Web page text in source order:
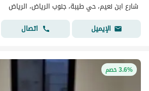
شارع ابن نعيم، حي طيبة، جنوب الرياض، الرياض
الإيميل
اتصال
3.6% خصم